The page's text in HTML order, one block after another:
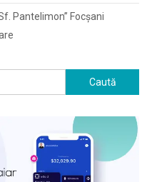
Pantelimon” Focşani
Caută
după: